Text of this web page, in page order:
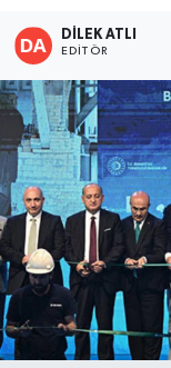
DİLEK ATLI
EDITÖR